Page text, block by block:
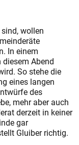
wollen
In einem
Abend
So stehe die
eines langen
des
mehr aber auch
derzeit in keiner
gar
Gluiber richtig.